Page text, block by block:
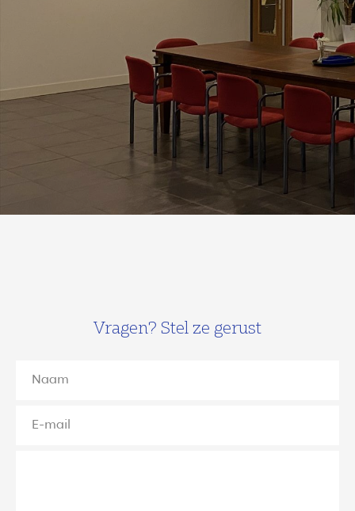
Vragen? Stel ze gerust